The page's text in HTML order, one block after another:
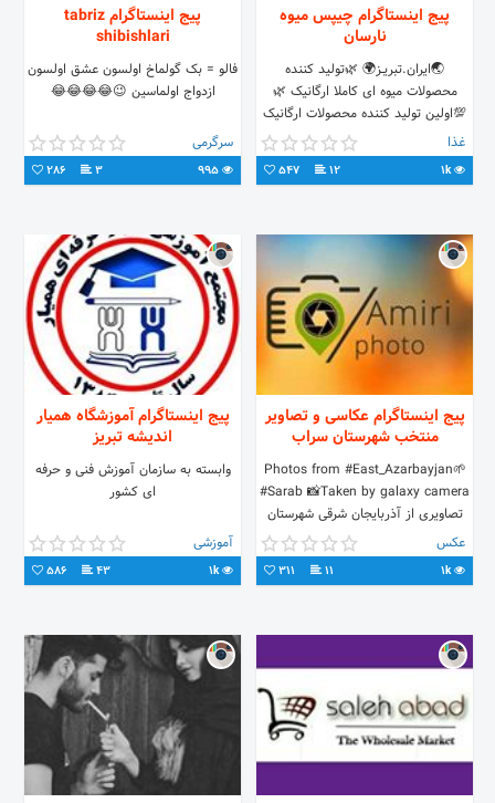
پیج اینستاگرام چیپس میوه
نارسان
🌏ایران.تبریــز🌍 🌿تولید کننده
محصولات میوه ای کاملا ارگانیک 🌿
💯اولین تولید کننده محصولات ارگانیک
در شمالغرب کشور💯 ⤵سفارش
محصولات⤵ 09365639619
غذا
1k
12
547
پیج اینستاگرام tabriz
shibishlari
فالو = بک گولماخ اولسون عشق اولسون
ازدواج اولماسین 😉😂😂😂😂
سرگرمی
3
286
پیج اینستاگرام عکاسی و تصاویر
منتخب شهرستان سراب
🌱Photos from #East_Azarbayjan
#Sarab 📸Taken by galaxy camera
تصاویری از آذربایجان شرقی شهرستان
سراب توسط عکاسی با موبایل عکس
1k
11
311
پیج اینستاگرام آموزشگاه همیار
اندیشه تبریز
وابسته به سازمان آموزش فنی و حرفه
ای کشور
آموزشی
1k
43
586